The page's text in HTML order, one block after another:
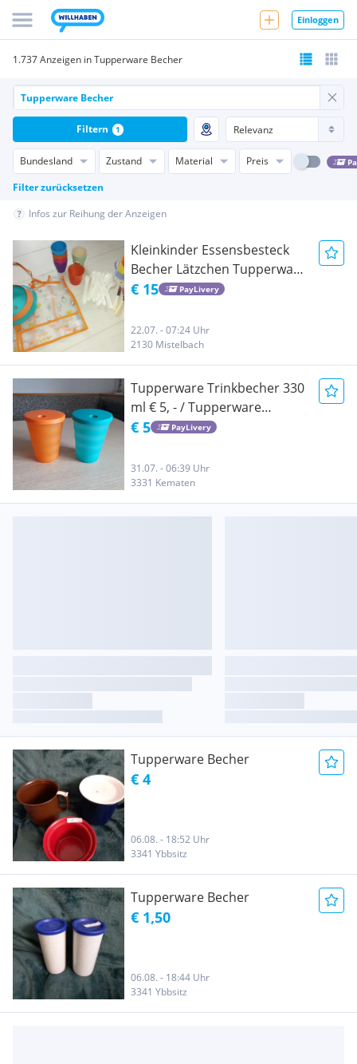
Einloggen
1.737 Anzeigen in Tupperware Becher
Bundesland Zustand Material Preis
Filter zurücksetzen
Filtern 1
Infos zur Reihung der Anzeigen
Kleinkinder Essensbesteck
Becher Lätzchen Tupperware
Schnabel Becher und
€ 15 PayLivery
22.07. - 07:24 Uhr
2130 Mistelbach
Tupperware Trinkbecher 330
ml € 5, - / Tupperware
Trinkbecher kaufen /
Tupperware Becher Deckel
kaufen / Kinder Trinkbecher
kaufen / Tupperware Tupper
kaufen
€ 5 PayLivery
31.07. - 06:39 Uhr
3331 Kematen
Tupperware Becher
€ 4
06.08. - 18:52 Uhr
3341 Ybbsitz
Tupperware Becher
€ 1,50
06.08. - 18:44 Uhr
3341 Ybbsitz